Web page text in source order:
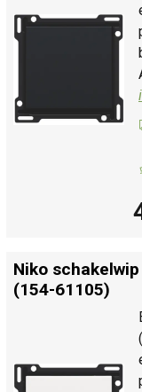
Niko
(154-61105)